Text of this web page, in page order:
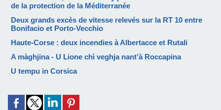
de la protection de la Méditerranée
Deux grands excès de vitesse relevés sur la RT 10 entre
Bonifacio et Porto-Vecchio
Haute-Corse : deux incendies à Albertacce et Rutali
A màghjina - U Lione chì veghja nant’à Roccapina
U tempu in Corsica